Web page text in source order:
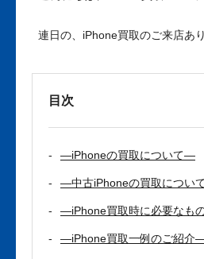
連日の、iPhone買取のご来店あ
目次
—iPhoneの買取について—
—中古iPhoneの買取につい
—iPhone買取時に必要なも
—iPhone買取一例のご紹介